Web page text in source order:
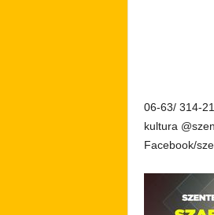
06-63/ 314-
kultura
Facebook/